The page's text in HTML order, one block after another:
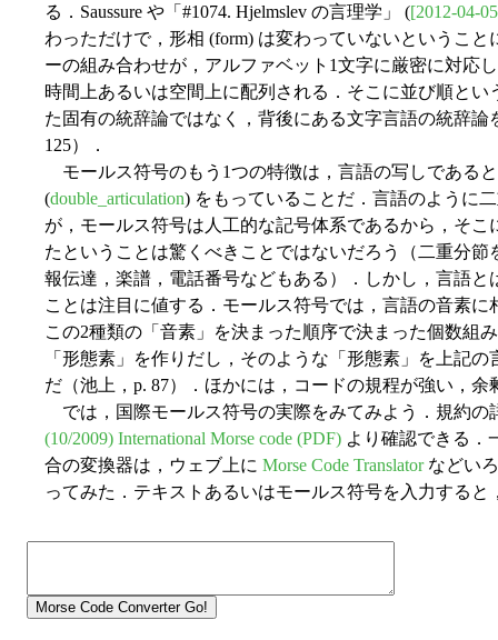
る．Saussure や「#1074. Hjelmslev の言理学」 ([2012-04-
わっただけで，形相 (form) は変わっていないというこ
ーの組み合わせが，アルファベット1文字に厳密に対応
時間上あるいは空間上に配列される．そこに並び順と
た固有の統辞論ではなく，背後にある文字言語の統辞
125）．
モールス符号のもう1つの特徴は，言語の写しである
(double_articulation) をもっていることだ．言語のように
が，モールス符号は人工的な記号体系であるから，そ
たということは驚くべきことではないだろう（二重分
報伝達，楽譜，電話番号などもある）．しかし，言語
ことは注目に値する．モールス符号では，言語の音素
この2種類の「音素」を決まった順序で決まった個数組
「形態素」を作りだし，そのような「形態素」を上記
だ（池上，p. 87）．ほかには，コードの規程が強い，
では，国際モールス符号の実際をみてみよう．規約の
(10/2009) International Morse code (PDF) より確認できる．
合の変換器は，ウェブ上に Morse Code Translatorなどい
ってみた．テキストあるいはモールス符号を入力すると